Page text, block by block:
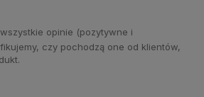
opinie (pozytywne i
czy pochodzą one od klientów,